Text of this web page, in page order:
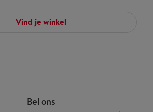
Vind je winkel
Bel ons